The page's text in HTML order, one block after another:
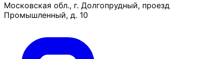
Московская обл., г. Долгопрудный, проезд
Промышленный, д. 10